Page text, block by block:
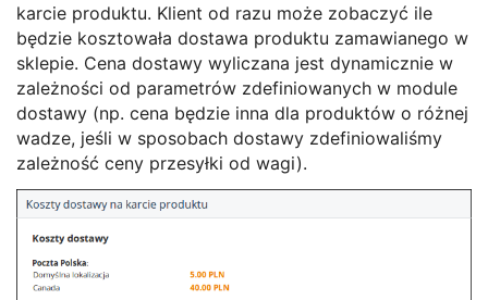
karcie produktu. Klient od razu może zobaczyć ile
będzie kosztowała dostawa produktu zamawianego w
sklepie. Cena dostawy wyliczana jest dynamicznie w
zależności od parametrów zdefiniowanych w module
dostawy (np. cena będzie inna dla produktów o różnej
wadze, jeśli w sposobach dostawy zdefiniowaliśmy
zależność ceny przesyłki od wagi).